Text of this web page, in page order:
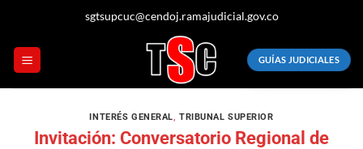
sgtsupcuc@cendoj.ramajudicial.gov.co
GUÍAS JUDICIALES
INTERÉS GENERAL, TRIBUNAL SUPERIOR
Invitación: Conversatorio Regional de